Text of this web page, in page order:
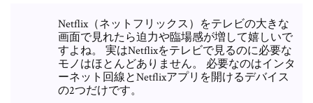
Netflix（ネットフリックス）をテレビの大きな
画面で見れたら迫力や臨場感が増して嬉しいで
すよね。 実はNetflixをテレビで見るのに必要な
モノはほとんどありません。 必要なのはインタ
ーネット回線とNetflixアプリを開けるデバイス
の2つだけです。